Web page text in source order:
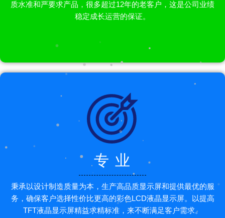
质水准和严要求产品，很多超过12年的老客户，这是公司业绩
稳定成长运营的保证。
专 业
秉承以设计制造质量为本，生产高品质显示屏和提供最优的服
务，确保客户选择性价比更高的彩色LCD液晶显示屏。以提高
TFT液晶显示屏精益求精标准，来不断满足客户需求。